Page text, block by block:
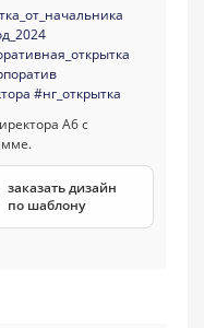
#нг_открытка
заказать дизайн
по шаблону